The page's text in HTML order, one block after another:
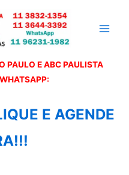
PAULO E ABC PAULISTA
E AGENDE